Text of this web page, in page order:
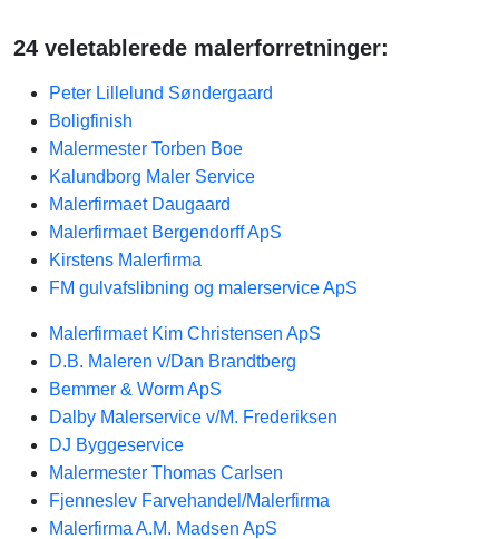
24 veletablerede malerforretninger:
Peter Lillelund Søndergaard
Boligfinish
Malermester Torben Boe
Kalundborg Maler Service
Malerfirmaet Daugaard
Malerfirmaet Bergendorff ApS
Kirstens Malerfirma
FM gulvafslibning og malerservice ApS
Malerfirmaet Kim Christensen ApS
D.B. Maleren v/Dan Brandtberg
Bemmer & Worm ApS
Dalby Malerservice v/M. Frederiksen
DJ Byggeservice
Malermester Thomas Carlsen
Fjenneslev Farvehandel/Malerfirma
Malerfirma A.M. Madsen ApS